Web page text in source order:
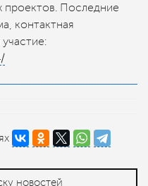
проектов. Последние
контактная
новостей